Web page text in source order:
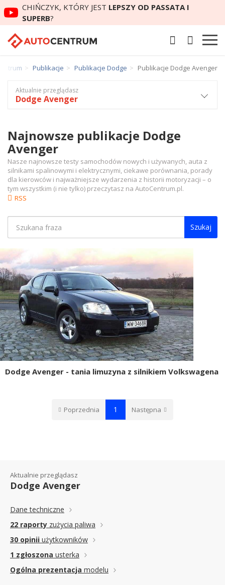
CHIŃCZYK, KTÓRY JEST LEPSZY OD PASSATA I
SUPERB?
Publikacje Publikacje Dodge Publikacje Dodge Avenger
Najnowsze publikacje Dodge
Avenger
RSS
Nasze najnowsze testy samochodów nowych i używanych, auta z
silnikami spalinowymi i elektrycznymi, ciekawe porównania, porady
dla kierowców i najważniejsze wydarzenia z historii motoryzacji – o
tym wszystkim (i nie tylko) przeczytasz na AutoCentrum.pl.
Szukaj
Dodge Avenger - tania limuzyna z silnikiem Volkswagena
Poprzednia 1 Następna
Aktualnie przeglądasz
Dodge Avenger
Aktualnie przeglądasz
Dodge Avenger
Dane techniczne
22 raporty zużycia paliwa
30 opinii użytkowników
1 zgłoszona usterka
Ogólna prezentacja modelu